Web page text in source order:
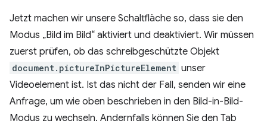
Jetzt machen wir unsere Schaltfläche so, dass sie den
Modus „Bild im Bild“ aktiviert und deaktiviert. Wir müssen
zuerst prüfen, ob das schreibgeschützte Objekt
document.pictureInPictureElement unser
Videoelement ist. Ist das nicht der Fall, senden wir eine
Anfrage, um wie oben beschrieben in den Bild-in-Bild-
Modus zu wechseln. Andernfalls können Sie den Tab